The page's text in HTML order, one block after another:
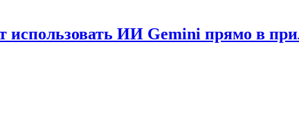
использовать ИИ Gemini прямо в